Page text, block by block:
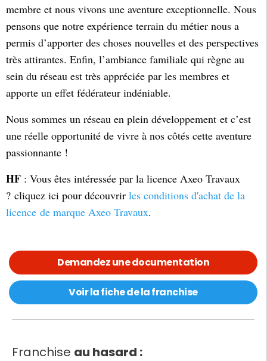
membre et nous vivons une aventure exceptionnelle. Nous
pensons que notre expérience terrain du métier nous a
permis d’apporter des choses nouvelles et des perspectives
très attirantes. Enfin, l’ambiance familiale qui règne au
sein du réseau est très appréciée par les membres et
apporte un effet fédérateur indéniable.
Nous sommes un réseau en plein développement et c’est
une réelle opportunité de vivre à nos côtés cette aventure
passionnante !
HF : Vous êtes intéressée par la licence Axeo Travaux
? cliquez ici pour découvrir les conditions d'achat de la
licence de marque Axeo Travaux.
Demandez une documentation
Voir la fiche de la franchise
Franchise au hasard :